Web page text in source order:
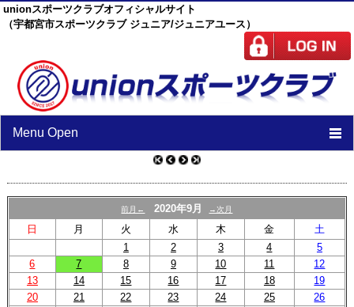
unionスポーツクラブオフィシャルサイト
（宇都宮市スポーツクラブ ジュニア/ジュニアユース）
Menu Open
TOP
ニュース
スケジュール
スタッフ
施設紹介
前月← 2020年9月 →次月
日 月 火 水 木 金
土
1
2 3 4
5
6
7 8 9 10 11
12
13
14 15 16 17 18
19
20
21 22 23 24 25
26